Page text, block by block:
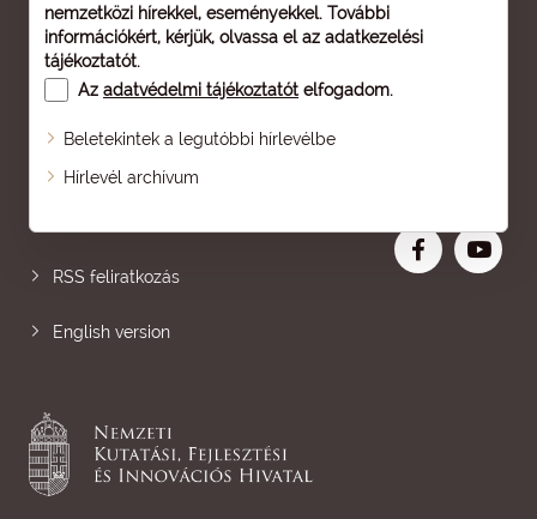
nemzetközi hírekkel, eseményekkel. További
információkért, kérjük, olvassa el az adatkezelési
tájékoztatót.
Az adatvédelmi tájékoztatót elfogadom.
Beletekintek a legutóbbi hírlevélbe
Hírlevél archívum
Oldaltérkép
RSS feliratkozás
English version